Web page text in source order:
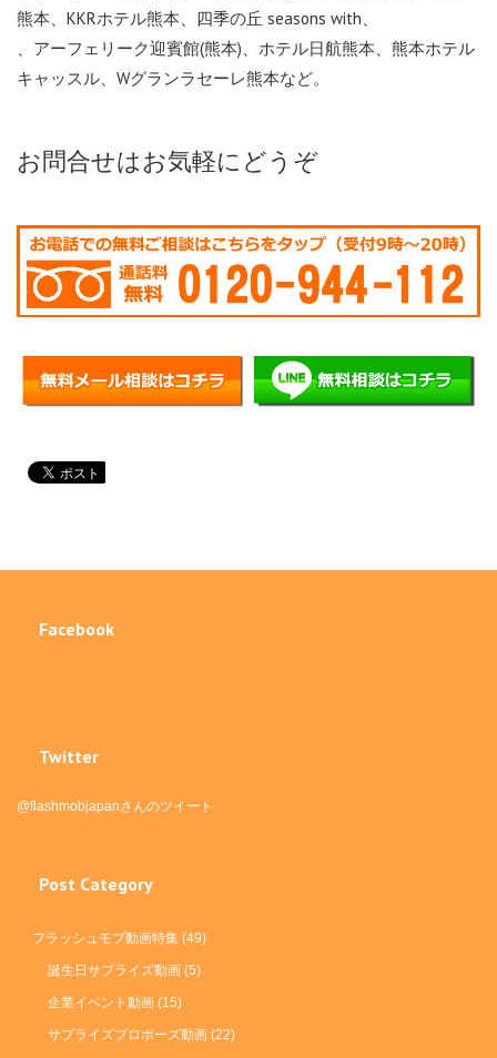
熊本、KKRホテル熊本、四季の丘 seasons with、
、アーフェリーク迎賓館(熊本)、ホテル日航熊本、熊本ホテル
キャッスル、Wグランラセーレ熊本など。
お問合せはお気軽にどうぞ
Facebook
Twitter
@flashmobjapanさんのツイート
Post Category
フラッシュモブ動画特集 (49)
誕生日サプライズ動画 (5)
企業イベント動画 (15)
サプライズプロポーズ動画 (22)